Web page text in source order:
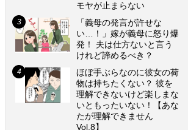
モヤが止まらない
「義母の発言が許せな
い…！」嫁が義母に怒り爆
発！ 夫は仕方ないと言う
けれど諦めるべき？
ほぼ手ぶらなのに彼女の荷
物は持ちたくない？ 彼を
理解できないけど楽しまな
いともったいない！【あな
たが理解できません
Vol.8】